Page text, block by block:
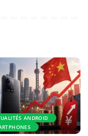
ANDROID